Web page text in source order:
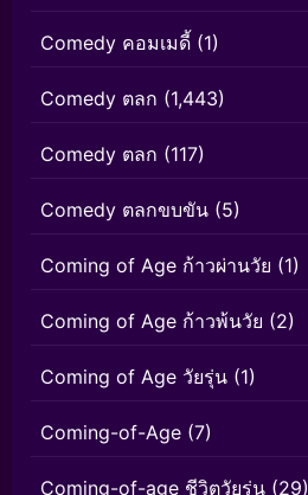
Comedy คอมเมดี้ (1)
Comedy ตลก (1,443)
Comedy ตลก (117)
Comedy ตลกขบขัน (5)
Coming of Age ก้าวผ่านวัย (1)
Coming of Age ก้าวพ้นวัย (2)
Coming of Age วัยรุ่น (1)
Coming-of-Age (7)
Coming-of-age ชีวิตวัยรุ่น (29)